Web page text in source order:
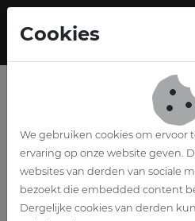
Skip to main content
Bepco
Cookies
We gebruiken cookies om ervoor
ervaring op onze website geven.
websites van derden van sociale
bezoekt die embedded content
Dergelijke cookies van derden